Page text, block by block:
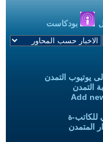
بودكاست
يوتيوب التمدن
التمدن
Add
للكاتب-ة
المتمدن